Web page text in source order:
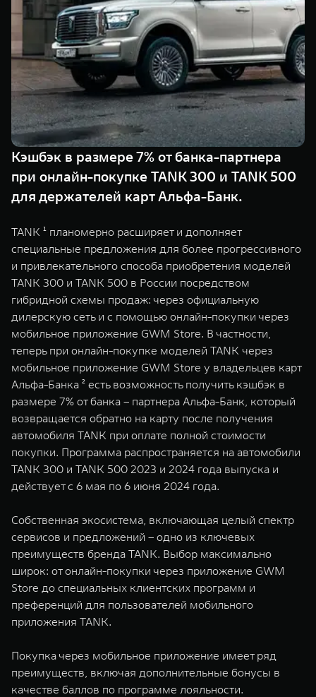
TANK 500
Веди за собой
от 6 499 000 ₽
TANK 700
Сила
от 10 199
WEY 07
Расширяя границы комфорта
от 6 149 000 ₽
WEY 05
от 5 699
WEY 80
от 6 449 000 ₽
WEY 80
TANK Финансы
Корпоративным клиентам
TANK ФИНАНСЫ
TANK Кредит
TANK Лизинг
TANK Страхование
Сервис
Специальные предложения
Моторные масла
ЦИФРОВЫЕ СЕРВИСЫ TANK
Цифровые сервисы TANK
Подписки
Кэшбэк в размере 7% от банка-партнера
при онлайн-покупке TANK 300 и TANK 500
для держателей карт Альфа-Банк.
TANK ¹ планомерно расширяет и дополняет
специальные предложения для более прогрессивного
и привлекательного способа приобретения моделей
TANK 300 и TANK 500 в России посредством
гибридной схемы продаж: через официальную
дилерскую сеть и с помощью онлайн-покупки через
мобильное приложение GWM Store. В частности,
теперь при онлайн-покупке моделей TANK через
мобильное приложение GWM Store у владельцев карт
Альфа-Банка ² есть возможность получить кэшбэк в
размере 7% от банка – партнера Альфа-Банк, который
возвращается обратно на карту после получения
автомобиля TANK при оплате полной стоимости
покупки. Программа распространяется на автомобили
TANK 300 и TANK 500 2023 и 2024 года выпуска и
действует c 6 мая по 6 июня 2024 года.
Собственная экосистема, включающая целый спектр
сервисов и предложений – одно из ключевых
преимуществ бренда TANK. Выбор максимально
широк: от онлайн-покупки через приложение GWM
Store до специальных клиентских программ и
преференций для пользователей мобильного
приложения TANK.
Покупка через мобильное приложение имеет ряд
преимуществ, включая дополнительные бонусы в
качестве баллов по программе лояльности.